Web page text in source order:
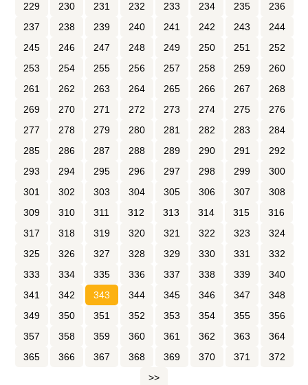
229
230 231 232 233 234 235
236
237
238 239 240 241 242 243
244
245
246 247 248 249 250 251
252
253
254 255 256 257 258 259
260
261
262 263 264 265 266 267
268
269
270 271 272 273 274 275
276
277
278 279 280 281 282 283
284
285
286 287 288 289 290 291
292
293
294 295 296 297 298 299
300
301
302 303 304 305 306 307
308
309
310 311 312 313 314 315
316
317
318 319 320 321 322 323
324
325
326 327 328 329 330 331
332
333
334 335 336 337 338 339
340
341
342 343 344 345 346 347
348
349
350 351 352 353 354 355
356
357
358 359 360 361 362 363
364
365
366 367 368 369 370 371
372
>>